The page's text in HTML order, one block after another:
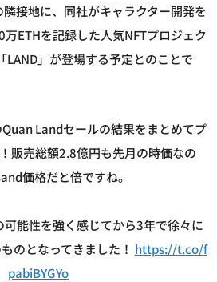
接地に、同社がキャラクター開発を
ETHを記録した人気NFTプロジェク
」が登場する予定とのことで
Landセールの結果をまとめてプ
販売総額2.8億円も先月の時価なの
価格だと倍ですね。
能性を強く感じてから3年で徐々に
のとなってきました！ https://t.co/f
pabiBYGYo